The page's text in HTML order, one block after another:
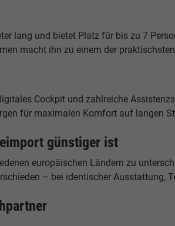
lang und bietet Platz für bis zu 7
macht ihn zu einem der
Cockpit und zahlreiche
für maximalen Komfort auf langen
günstiger ist
europäischen Ländern zu
– bei identischer Ausstattung,